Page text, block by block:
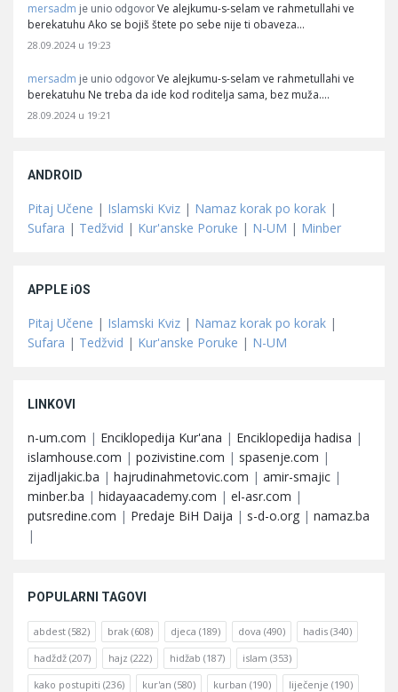
mersadm je unio odgovor Ve alejkumu-s-selam ve rahmetullahi ve
berekatuhu Ako se bojiš štete po sebe nije ti obaveza…
28.09.2024 u 19:23
mersadm je unio odgovor Ve alejkumu-s-selam ve rahmetullahi ve
berekatuhu Ne treba da ide kod roditelja sama, bez muža.…
28.09.2024 u 19:21
ANDROID
Pitaj Učene | Islamski Kviz | Namaz korak po korak |
Sufara | Tedžvid | Kur'anske Poruke | N-UM | Minber
APPLE iOS
Pitaj Učene | Islamski Kviz | Namaz korak po korak |
Sufara | Tedžvid | Kur'anske Poruke | N-UM
LINKOVI
n-um.com | Enciklopedija Kur'ana | Enciklopedija hadisa |
islamhouse.com | pozivistine.com | spasenje.com |
zijadljakic.ba | hajrudinahmetovic.com | amir-smajic |
minber.ba | hidayaacademy.com | el-asr.com |
putsredine.com | Predaje BiH Daija | s-d-o.org | namaz.ba
|
POPULARNI TAGOVI
abdest (582) brak (608) djeca (189) dova (490) hadis (340)
hadždž (207) hajz (222) hidžab (187) islam (353)
kako postupiti (236) kur'an (580) kurban (190) liječenje (190)